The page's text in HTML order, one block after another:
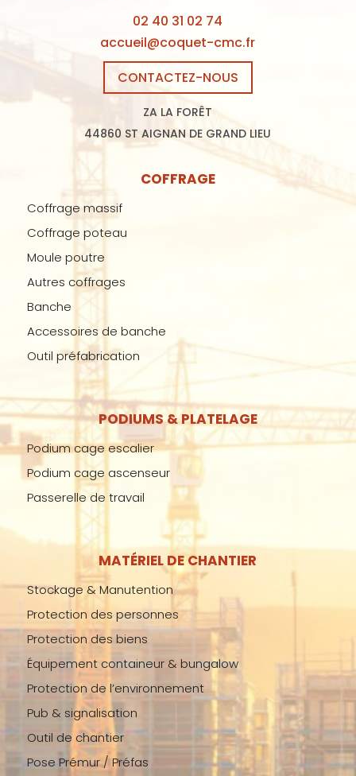
02 40 31 02 74
accueil@coquet-cmc.fr
CONTACTEZ-NOUS
ZA LA FORÊT
44860 ST AIGNAN DE GRAND LIEU
COFFRAGE
Coffrage massif
Coffrage poteau
Moule poutre
Autres coffrages
Banche
Accessoires de banche
Outil préfabrication
PODIUMS & PLATELAGE
Podium cage escalier
Podium cage ascenseur
Passerelle de travail
MATÉRIEL DE CHANTIER
Stockage & Manutention
Protection des personnes
Protection des biens
Équipement containeur & bungalow
Protection de l’environnement
Pub & signalisation
Outil de chantier
Pose Prémur / Préfas